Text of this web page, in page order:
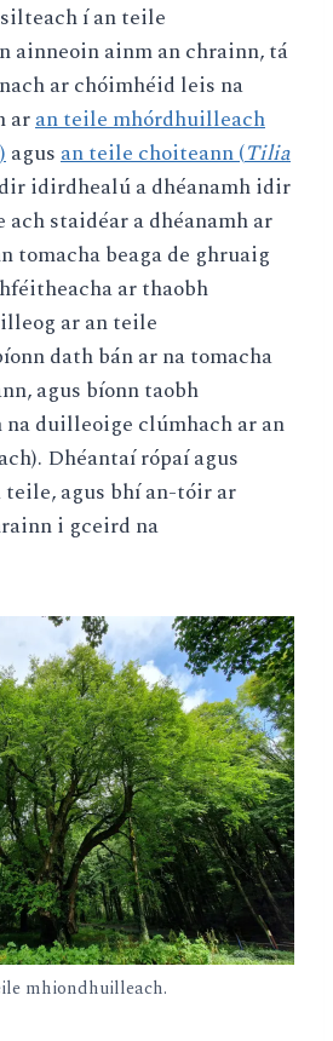
í an teile
ainneoin ainm an chrainn, tá
ar chóimhéid leis na
aran teile mhórdhuilleach
)agusan teile choiteann (Tilia
idirdhealú a dhéanamh idir
staidéar a dhéanamh ar
tomacha beaga de ghruaig
ar thaobh
ar an teile
dath bán ar na tomacha
agus bíonn taobh
duilleoige clúmhach ar an
Dhéantaí rópaí agus
teile, agus bhí an-tóir ar
i gceird na
mhiondhuilleach.